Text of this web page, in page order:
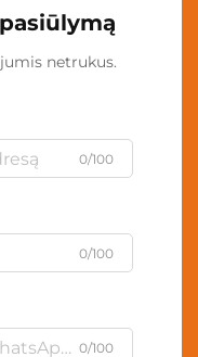
netrukus.
0/100
0/100
0/100